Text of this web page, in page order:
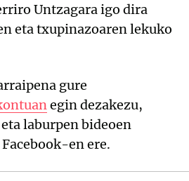
Untzagara igo dira
eta txupinazoaren lekuko
gure
egin dezakezu,
laburpen bideoen
en ere.